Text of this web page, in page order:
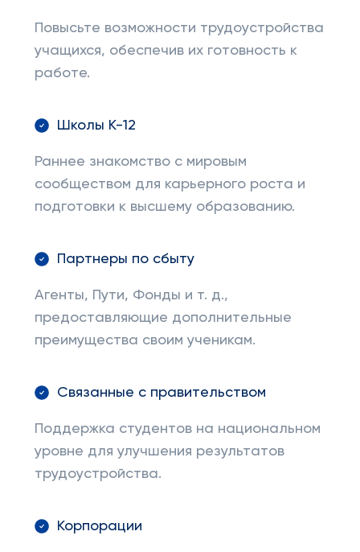
Повысьте возможности трудоустройства
учащихся, обеспечив их готовность к
работе.
Школы К-12
Раннее знакомство с мировым
сообществом для карьерного роста и
подготовки к высшему образованию.
Партнеры по сбыту
Агенты, Пути, Фонды и т. д.,
предоставляющие дополнительные
преимущества своим ученикам.
Связанные с правительством
Поддержка студентов на национальном
уровне для улучшения результатов
трудоустройства.
Корпорации